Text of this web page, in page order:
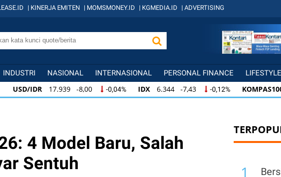
| KINERJA EMITEN | MOMSMONEY.ID | KGMEDIA.ID | ADVERTISING
INDUSTRI NASIONAL INTERNASIONAL PERSONAL FINANCE LIFESTYLE
USD/IDR 17.939 -8,00 -0,04% IDX 6.344 -7,43 -0,12% KOMPAS100
USD/IDR 17.939 -8,00 -0,04% IDX 6.344 -7,43 -0,12% KOMPAS100
4 Model Baru, Salah
Sentuh
1